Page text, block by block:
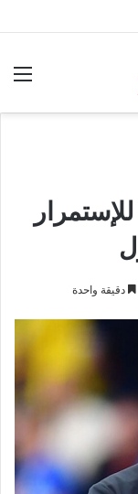
دقيقة واحدة